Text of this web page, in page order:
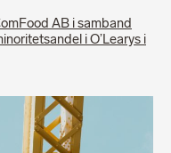
AB i samband
i O’Learys i